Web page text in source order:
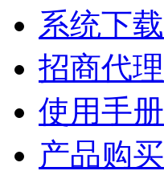
系统下载
招商代理
使用手册
产品购买